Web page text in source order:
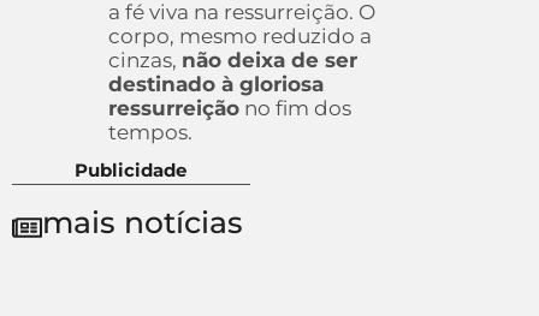
a fé viva na ressurreição. O
corpo, mesmo reduzido a
cinzas, não deixa de ser
destinado à gloriosa
ressurreição no fim dos
tempos.
Publicidade
mais notícias